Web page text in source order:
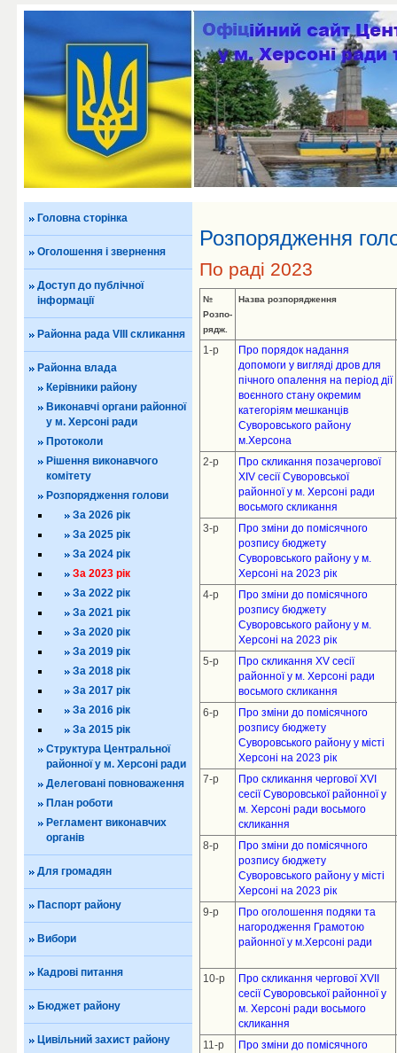
Головна сторінка
Оголошення і звернення
Доступ до публічної
інформації
Районна рада VIII скликання
Районна влада
Керівники району
Виконавчі органи районної
у м. Херсоні ради
Протоколи
Рішення виконавчого
комітету
Розпорядження голови
За 2026 рік
За 2025 рік
За 2024 рік
За 2023 рік
За 2022 рік
За 2021 рік
За 2020 рік
За 2019 рік
За 2018 рік
За 2017 рік
За 2016 рік
За 2015 рік
Структура Центральної
районної у м. Херсоні ради
Делеговані повноваження
План роботи
Регламент виконавчих
органів
Для громадян
Паспорт району
Вибори
Кадрові питання
Бюджет району
Цивільний захист району
Розпорядження
По раді 2023
№
Розпо-
рядж.
Назва розпорядження
1-р
Про порядок надання
допомоги у вигляді дров для
пічного опалення на період дії
воєнного стану окремим
категоріям мешканців
Суворовського району
м.Херсона
2-р
Про скликання позачергової
XIV сесії Суворовської
районної у м. Херсоні ради
восьмого скликання
3-р
Про зміни до помісячного
розпису бюджету
Суворовського району у м.
Херсоні на 2023 рік
4-р
Про зміни до помісячного
розпису бюджету
Суворовського району у м.
Херсоні на 2023 рік
5-р
Про скликання XV сесії
районної у м. Херсоні ради
восьмого скликання
6-р
Про зміни до помісячного
розпису бюджету
Суворовського району у місті
Херсоні на 2023 рік
7-р
Про скликання чергової XVI
сесії Суворовської районної у
м. Херсоні ради восьмого
скликання
8-р
Про зміни до помісячного
розпису бюджету
Суворовського району у місті
Херсоні на 2023 рік
9-р
Про оголошення подяки та
нагородження Грамотою
районної у м.Херсоні ради
10-р
Про скликання чергової XVIІ
сесії Суворовської районної у
м. Херсоні ради восьмого
скликання
11-р
Про зміни до помісячного